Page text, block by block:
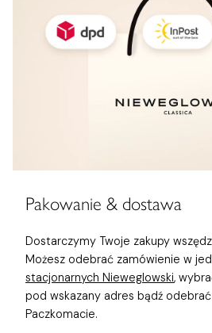
Pakowanie & dostawa
Dostarczymy Twoje zakupy
Możesz odebrać zamówienie w
stacjonarnych Nieweglowski,
pod wskazany adres bądź odebrać
Paczkomacie.